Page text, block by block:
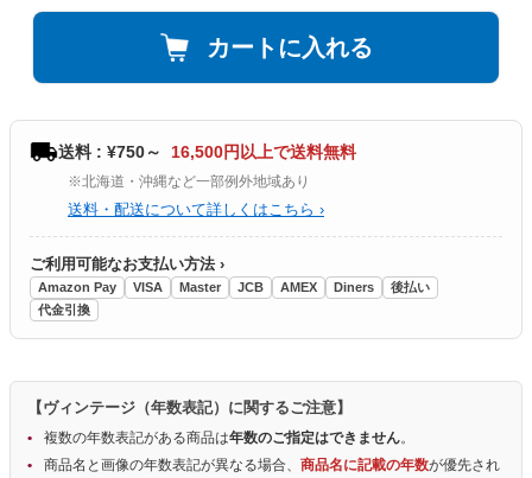
カートに入れる
送料 : ¥750～ 16,500円以上で送料無料
※北海道・沖縄など一部例外地域あり
送料・配送について詳しくはこちら ›
ご利用可能なお支払い方法 ›
Amazon Pay VISA Master JCB AMEX Diners
後払い
代金引換
【ヴィンテージ（年数表記）に関するご注意】
複数の年数表記がある商品は年数のご指定はできません。
商品名と画像の年数表記が異なる場合、 商品名に記載の年数が優先され